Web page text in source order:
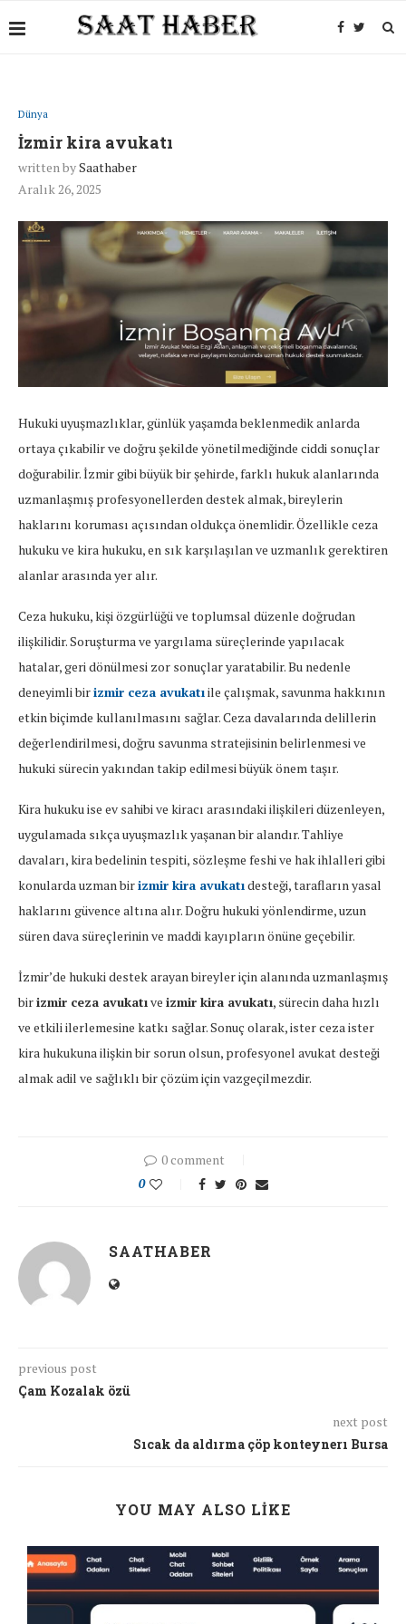
Dünya
İzmir kira avukatı
written bySaathaber
Aralık 26, 2025
Hukuki uyuşmazlıklar, günlük yaşamda beklenmedik anlarda
ortaya çıkabilir ve doğru şekilde yönetilmediğinde ciddi sonuçlar
doğurabilir. İzmir gibi büyük bir şehirde, farklı hukuk alanlarında
uzmanlaşmış profesyonellerden destek almak, bireylerin
haklarını koruması açısından oldukça önemlidir. Özellikle ceza
hukuku ve kira hukuku, en sık karşılaşılan ve uzmanlık gerektiren
alanlar arasında yer alır.
Ceza hukuku, kişi özgürlüğü ve toplumsal düzenle doğrudan
ilişkilidir. Soruşturma ve yargılama süreçlerinde yapılacak
hatalar, geri dönülmesi zor sonuçlar yaratabilir. Bu nedenle
deneyimli birizmir ceza avukatıile çalışmak, savunma hakkının
etkin biçimde kullanılmasını sağlar. Ceza davalarında delillerin
değerlendirilmesi, doğru savunma stratejisinin belirlenmesi ve
hukuki sürecin yakından takip edilmesi büyük önem taşır.
Kira hukuku ise ev sahibi ve kiracı arasındaki ilişkileri düzenleyen,
uygulamada sıkça uyuşmazlık yaşanan bir alandır. Tahliye
davaları, kira bedelinin tespiti, sözleşme feshi ve hak ihlalleri gibi
konularda uzman birizmir kira avukatıdesteği, tarafların yasal
haklarını güvence altına alır. Doğru hukuki yönlendirme, uzun
süren dava süreçlerinin ve maddi kayıpların önüne geçebilir.
İzmir’de hukuki destek arayan bireyler için alanında uzmanlaşmış
birizmir ceza avukatıve izmir kira avukatı, sürecin daha hızlı
ve etkili ilerlemesine katkı sağlar. Sonuç olarak, ister ceza ister
kira hukukuna ilişkin bir sorun olsun, profesyonel avukat desteği
almak adil ve sağlıklı bir çözüm için vazgeçilmezdir.
0 comment
0
SAATHABER
previous post
Çam Kozalak özü
next post
Sıcak da aldırma çöp konteynerı Bursa
YOU MAY ALSO LIKE